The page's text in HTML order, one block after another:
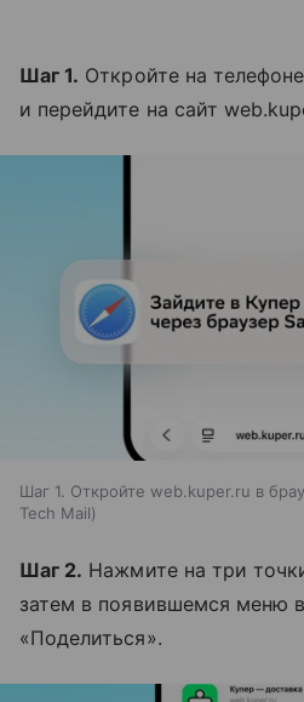
Шаг 1. Откройте на
и перейдите на сайт
Шаг 1. Откройте web.kuper.ru в
Tech Mail
Шаг 2. Нажмите на три
затем в появившемся меню
«Поделиться».